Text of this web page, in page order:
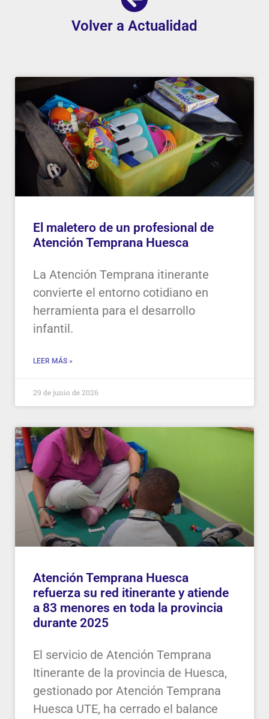
Volver a Actualidad
El maletero de un profesional de
Atención Temprana Huesca
La Atención Temprana itinerante
convierte el entorno cotidiano en
herramienta para el desarrollo
infantil.
LEER MÁS »
29 de junio de 2026
Atención Temprana Huesca
refuerza su red itinerante y atiende
a 83 menores en toda la provincia
durante 2025
El servicio de Atención Temprana
Itinerante de la provincia de Huesca,
gestionado por Atención Temprana
Huesca UTE, ha cerrado el balance